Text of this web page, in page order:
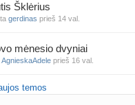
Šklėrius
gerdinas prieš 14 val.
mėnesio dvyniai
AgnieskaAdele prieš 16 val.
Jonas
temos